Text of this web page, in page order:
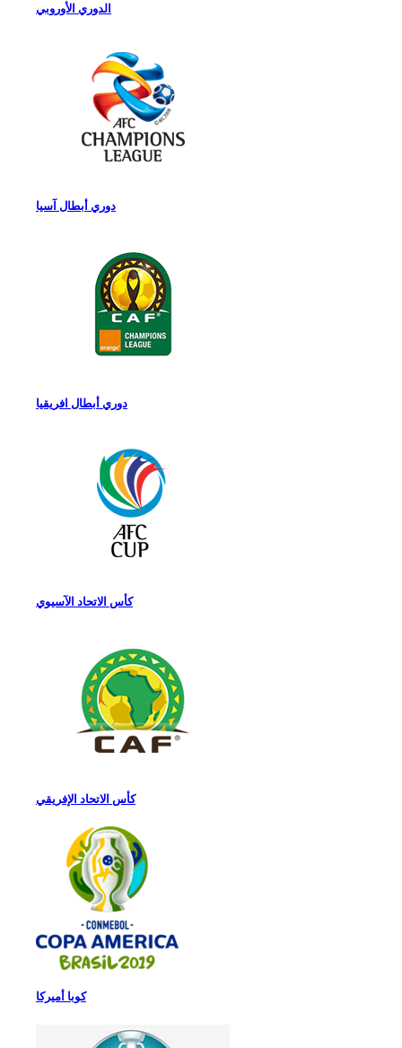
الدوري الأوروبي
دوري أبطال آسيا
دوري أبطال افريقيا
كأس الاتحاد الآسيوي
كأس الاتحاد الإفريقي
كوبا أميركا